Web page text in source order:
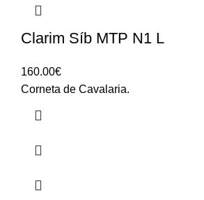
Clarim Síb MTP N1 L
160.00€
Corneta de Cavalaria.